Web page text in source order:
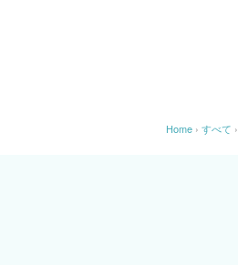
Home › すべて ›